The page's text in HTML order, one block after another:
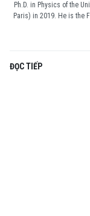
Ph.D. in Physics of the
Paris) in 2019. He is the
ĐỌC TIẾP